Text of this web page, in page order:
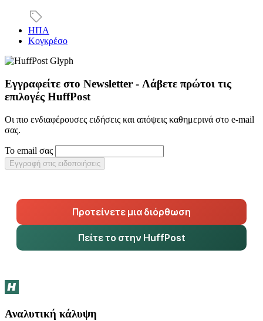
ΗΠΑ
Κογκρέσο
Εγγραφείτε στο Newsletter - Λάβετε πρώτοι τις
επιλογές HuffPost
Οι πιο ενδιαφέρουσες ειδήσεις και απόψεις καθημερινά στο e-mail
σας.
Το email σας
Εγγραφή στις ειδοποιήσεις
Προτείνετε μια διόρθωση
Πείτε το στην HuffPost
Αναλυτική κάλυψη